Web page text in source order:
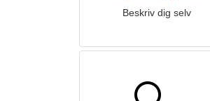
Beskriv dig selv